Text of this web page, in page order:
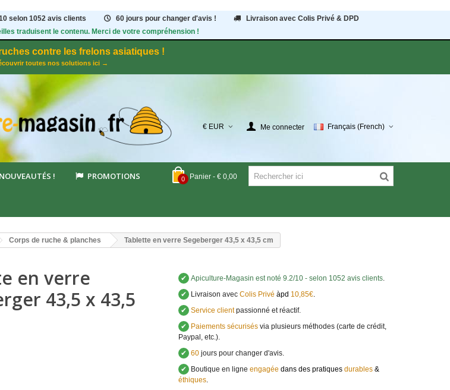
selon 1052avis clients 60 jours pour changer d'avis !
Livraison avec Colis Privé & DPD
traduisent le contenu. Merci de votre compréhension !
contre les frelons asiatiques !
toutes nos solutions ici →
€ EUR Me connecter Français (French)
0 Panier - € 0,00
NOUVEAUTÉS ! PROMOTIONS
Corps de ruche & planches Tablette en verre Segeberger 43,5 x 43,5 cm
en verre
43,5 x 43,5
✔ Apiculture-Magasin est noté 9.2/10 - selon 1052 avis clients.
✔ Livraison avecColis Privé àpd 10,85€.
✔ Service clientpassionné et réactif.
✔ Paiements sécurisésvia plusieurs méthodes (carte de crédit,
Paypal, etc.).
✔ 60jours pour changer d'avis.
✔ Boutique en ligne engagée dans des pratiques durables&
éthiques.